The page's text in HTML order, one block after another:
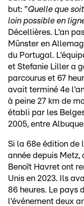
but: "Quelle que
loin possible en
Décellières. L'an
Münster en
du Portugal.
et Stefanie Liller a
parcourus et 67
avait terminé 4e
à peine 27 km de
établi par les
2005, entre
Si la 68e édition de
année depuis Metz,
Benoît Havret ont
Unis en 2023. Ils
86 heures. Le pays
l'événement deux